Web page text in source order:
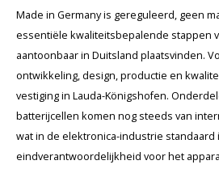
Jenson
Made in Germany is gereguleerd, geen
essentiële kwaliteitsbepalende stappen
aantoonbaar in Duitsland plaatsvinden.
ontwikkeling, design, productie en
vestiging in Lauda-Königshofen.
batterijcellen komen nog steeds van
wat in de elektronica-industrie standaard
eindverantwoordelijkheid voor het